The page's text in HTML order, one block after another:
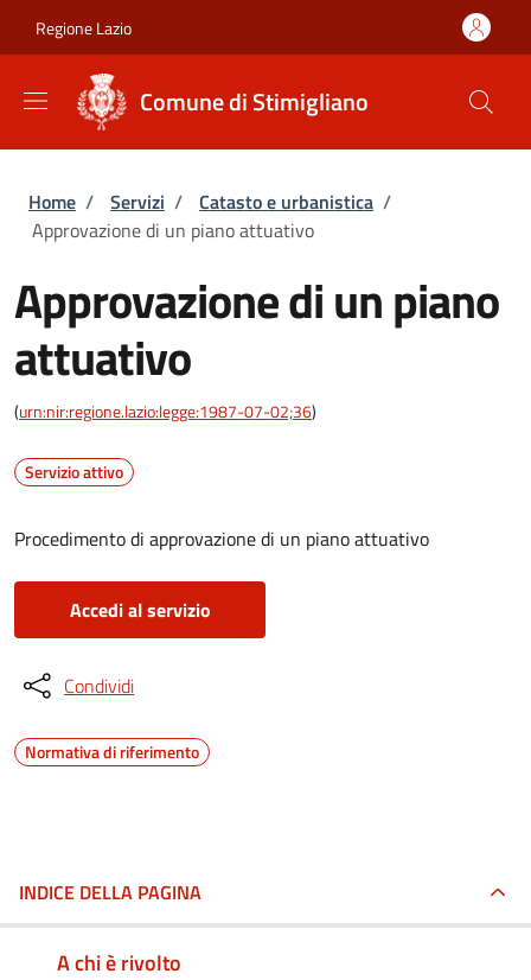
Regione Lazio
Comune di Stimigliano
Briciole di pane
Home / Servizi / Catasto e urbanistica /
Approvazione di un piano attuativo
Approvazione di un piano
attuativo
(urn:nir:regione.lazio:legge:1987-07-02;36)
Servizio attivo
Procedimento di approvazione di un piano attuativo
Accedi al servizio
Condividi
Normativa di riferimento
INDICE DELLA PAGINA
A chi è rivolto